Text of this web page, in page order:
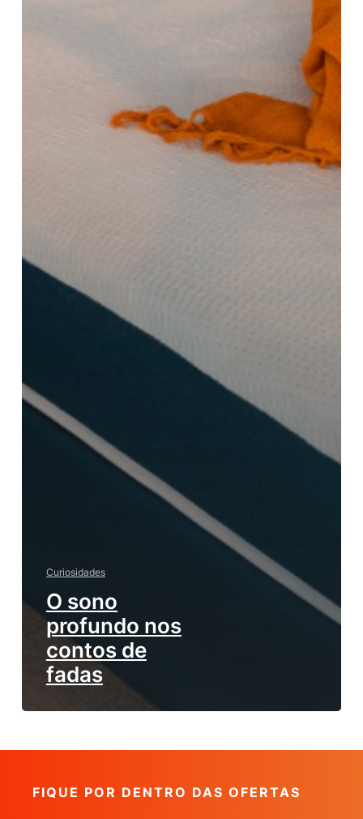
Curiosidades
O sono
profundo nos
contos de
fadas
FIQUE POR DENTRO DAS OFERTAS